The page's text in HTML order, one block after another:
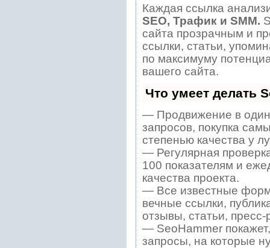
Каждая ссылка
SEO, Трафик и SMM.
сайта прозрачным и
ссылки, статьи,
по максимуму
вашего сайта.
Что умеет делать
— Продвижение в один
запросов, покупка
степенью качества у
— Регулярная
100 показателям и
качества проекта.
— Все известные
вечные ссылки,
отзывы, статьи,
— SeoHammer
запросы, на которые